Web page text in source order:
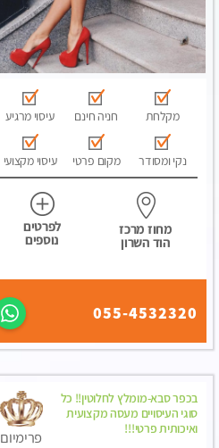
מקלחת חניה חינם עיסוי מרגיע
נקי ומסודר מקום פרטי עיסוי מקצועי
מחוז מרכז
הוד השרון
לפרטים
נוספים
055-4532320
בכפר סבא-מומלץ לחלוטין!! כל
סוגי העיסויים מעסה מקצועית
ואיכותית פרטי!!!
פרימיום